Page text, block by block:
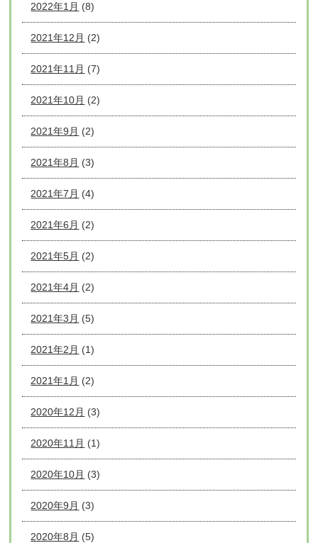
2022年1月 (8)
2021年12月 (2)
2021年11月 (7)
2021年10月 (2)
2021年9月 (2)
2021年8月 (3)
2021年7月 (4)
2021年6月 (2)
2021年5月 (2)
2021年4月 (2)
2021年3月 (5)
2021年2月 (1)
2021年1月 (2)
2020年12月 (3)
2020年11月 (1)
2020年10月 (3)
2020年9月 (3)
2020年8月 (5)